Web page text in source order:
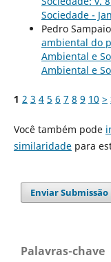
Sociedade -
Pedro
ambiental do
Ambiental e
Ambiental e
1 2 3 4 5 6 7 8 9 10 >
Você também pode
similaridadepara
Enviar Submissão
Palavras-chave